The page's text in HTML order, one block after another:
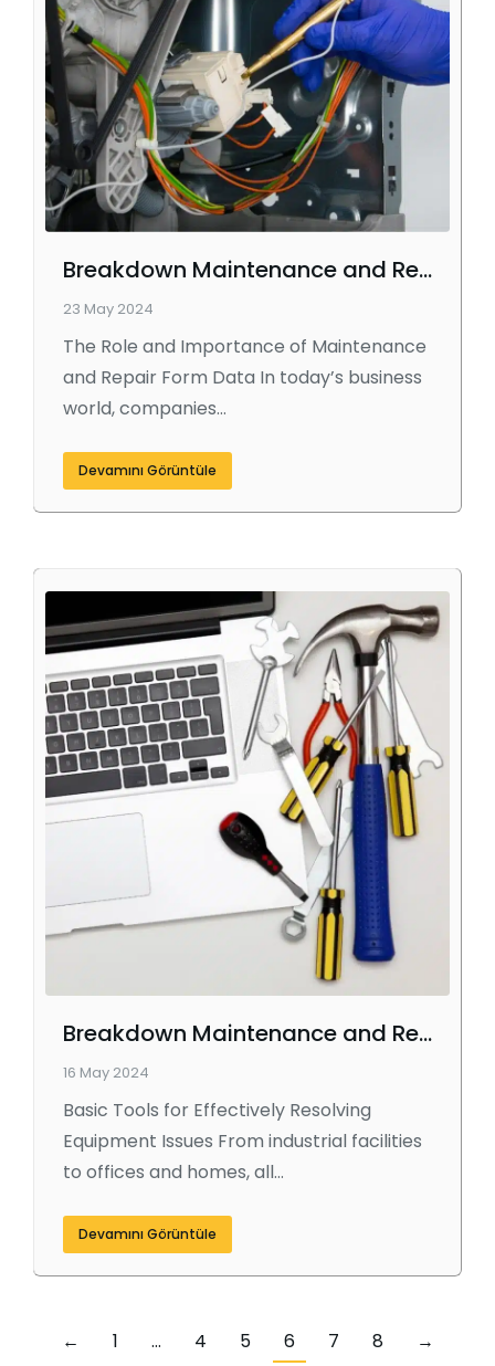
Breakdown Maintenance and Repair Data
23 May 2024
The Role and Importance of Maintenance
and Repair Form Data In today’s business
world, companies…
Devamını Görüntüle
Breakdown Maintenance and Repair Form
16 May 2024
Basic Tools for Effectively Resolving
Equipment Issues From industrial facilities
to offices and homes, all…
Devamını Görüntüle
← 1 … 4 5 6 7 8 →